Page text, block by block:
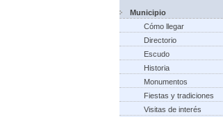
Municipio
Cómo llegar
Directorio
Escudo
Historia
Monumentos
Fiestas y tradiciones
Visitas de interés